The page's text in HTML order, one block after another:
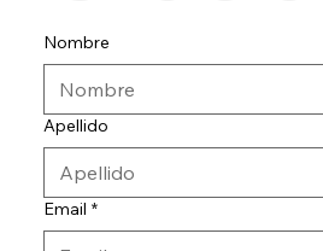
Nombre
Apellido
Email *